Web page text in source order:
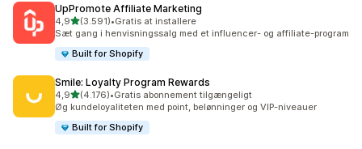
UpPromote Affiliate Marketing
4,9ud af 5 stjerner
(3.591)
3591 anmeldelser i alt
•Gratis at installere
Sæt gang i henvisningssalg med et influencer- og affiliate-program
Built for Shopify
Smile: Loyalty Program Rewards
4,9ud af 5 stjerner
(4.176)
4176 anmeldelser i alt
•Gratis abonnement tilgængeligt
Øg kundeloyaliteten med point, belønninger og VIP-niveauer
Built for Shopify